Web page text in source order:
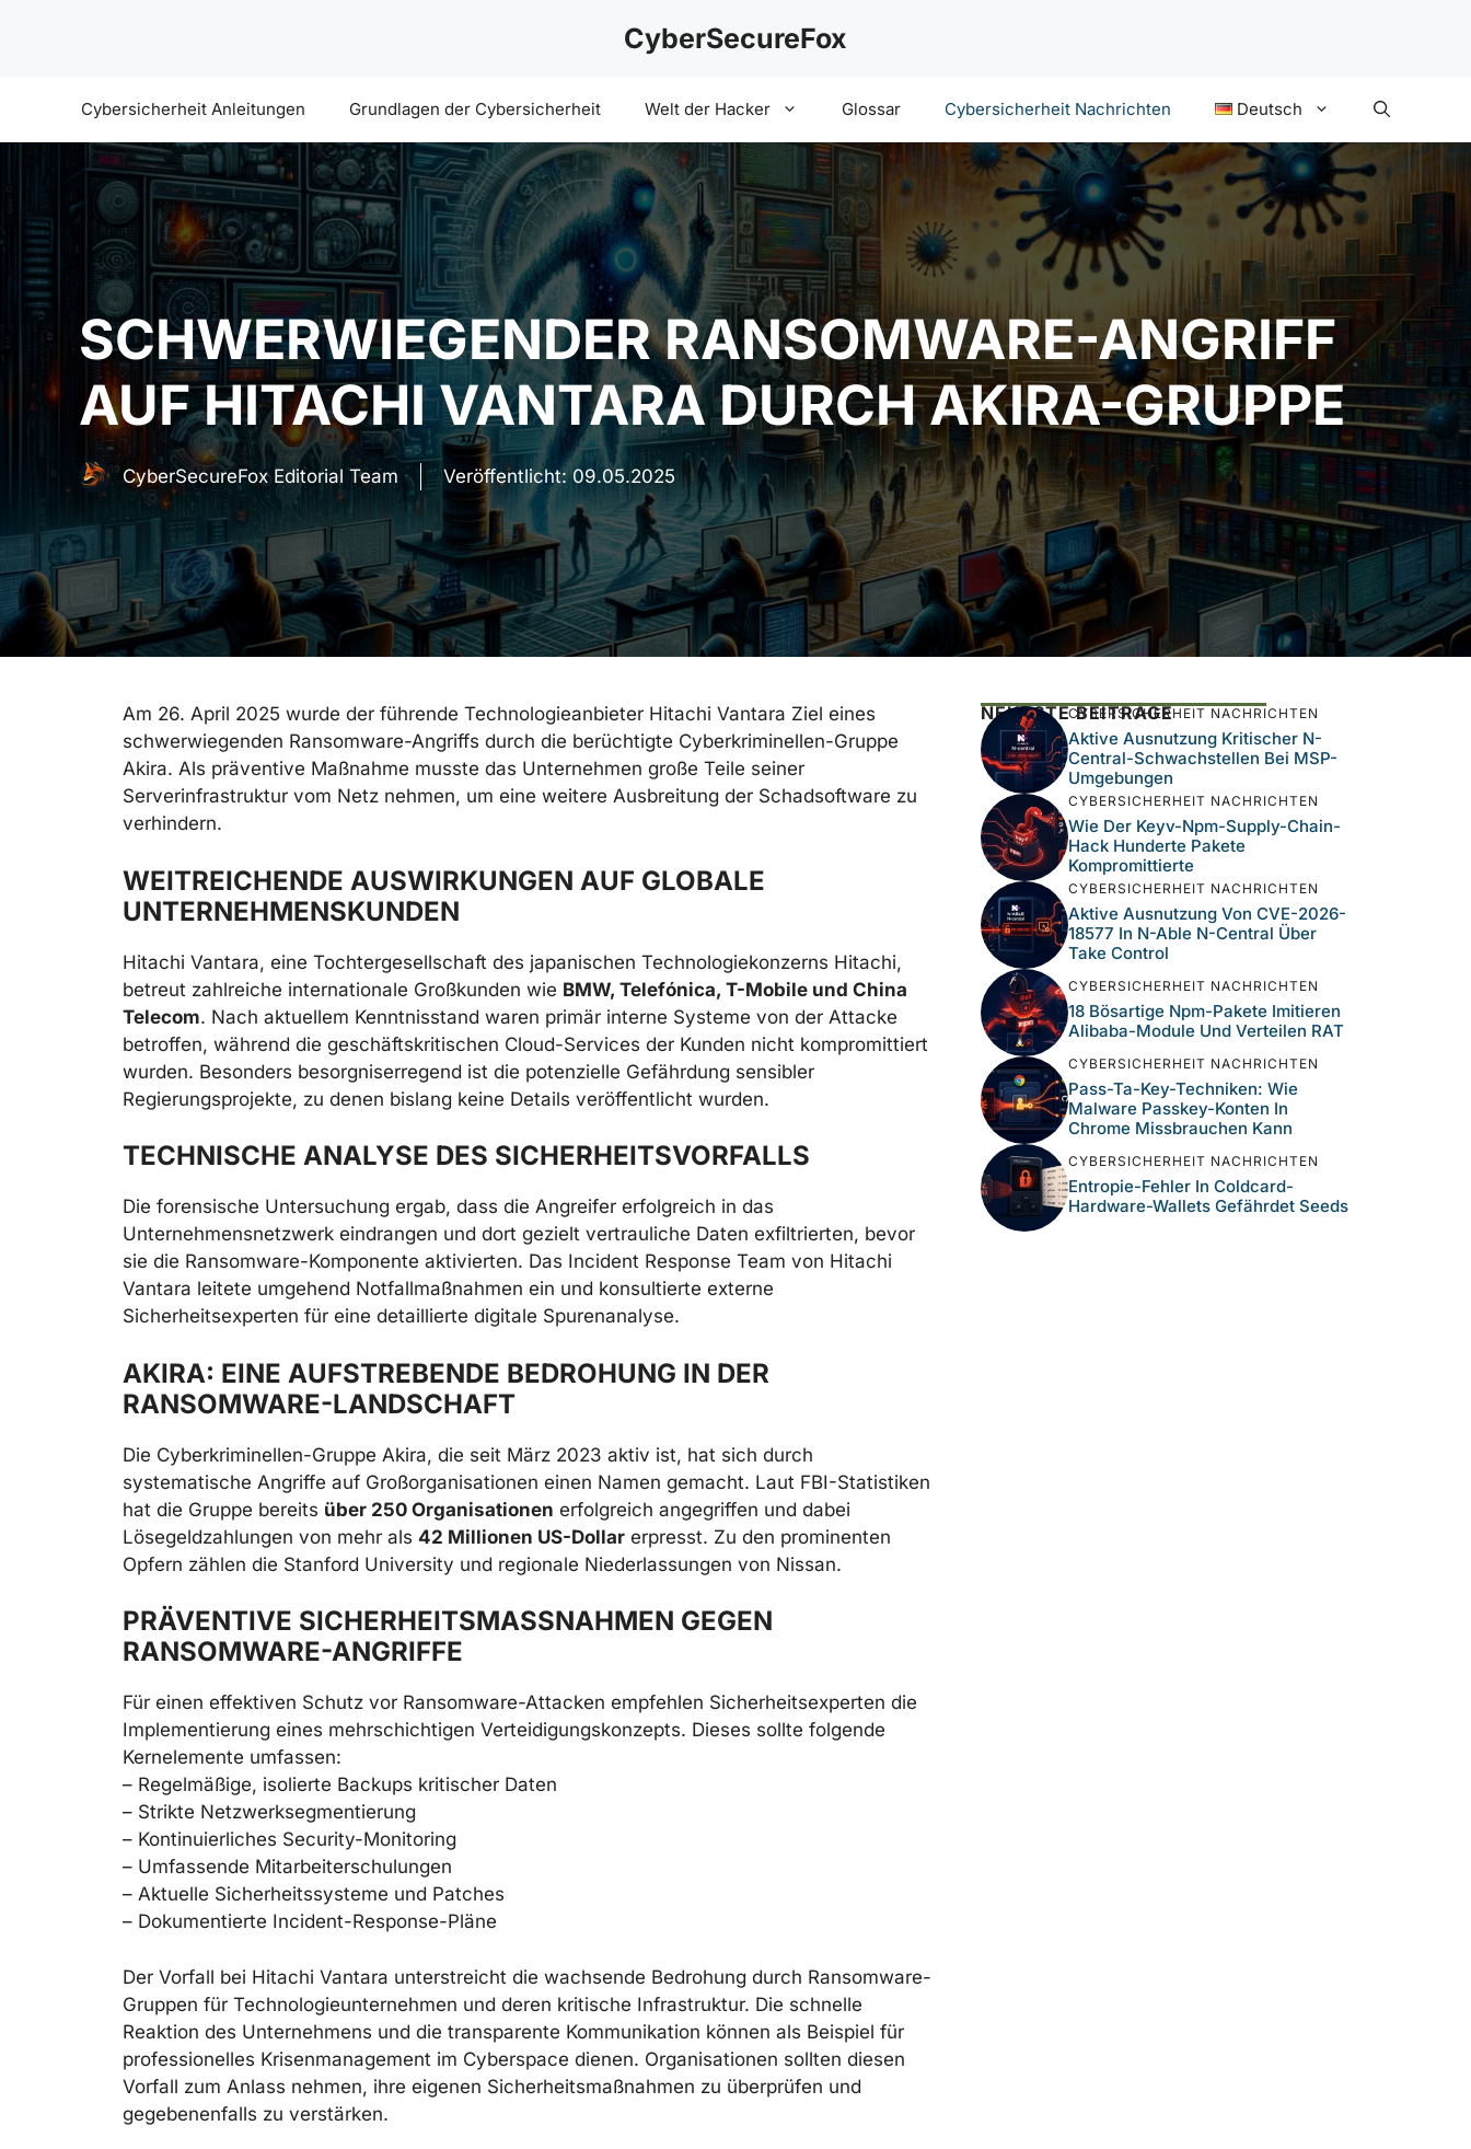
CyberSecureFox
Cybersicherheit Anleitungen Grundlagen der Cybersicherheit Welt der Hacker Glossar Cybersicherheit Nachrichten Deutsch
SCHWERWIEGENDER RANSOMWARE-ANGRIFF
AUF HITACHI VANTARA DURCH AKIRA-GRUPPE
CyberSecureFox Editorial Team Veröffentlicht:09.05.2025
Am 26. April 2025 wurde der führende Technologieanbieter Hitachi Vantara Ziel eines
schwerwiegenden Ransomware-Angriffs durch die berüchtigte Cyberkriminellen-Gruppe
Akira. Als präventive Maßnahme musste das Unternehmen große Teile seiner
Serverinfrastruktur vom Netz nehmen, um eine weitere Ausbreitung der Schadsoftware zu
verhindern.
WEITREICHENDE AUSWIRKUNGEN AUF GLOBALE
UNTERNEHMENSKUNDEN
Hitachi Vantara, eine Tochtergesellschaft des japanischen Technologiekonzerns Hitachi,
betreut zahlreiche internationale Großkunden wie BMW, Telefónica, T-Mobile und China
Telecom. Nach aktuellem Kenntnisstand waren primär interne Systeme von der Attacke
betroffen, während die geschäftskritischen Cloud-Services der Kunden nicht kompromittiert
wurden. Besonders besorgniserregend ist die potenzielle Gefährdung sensibler
Regierungsprojekte, zu denen bislang keine Details veröffentlicht wurden.
TECHNISCHE ANALYSE DES SICHERHEITSVORFALLS
Die forensische Untersuchung ergab, dass die Angreifer erfolgreich in das
Unternehmensnetzwerk eindrangen und dort gezielt vertrauliche Daten exfiltrierten, bevor
sie die Ransomware-Komponente aktivierten. Das Incident Response Team von Hitachi
Vantara leitete umgehend Notfallmaßnahmen ein und konsultierte externe
Sicherheitsexperten für eine detaillierte digitale Spurenanalyse.
AKIRA: EINE AUFSTREBENDE BEDROHUNG IN DER
RANSOMWARE-LANDSCHAFT
Die Cyberkriminellen-Gruppe Akira, die seit März 2023 aktiv ist, hat sich durch
systematische Angriffe auf Großorganisationen einen Namen gemacht. Laut FBI-Statistiken
hat die Gruppe bereits über 250 Organisationen erfolgreich angegriffen und dabei
Lösegeldzahlungen von mehr als 42 Millionen US-Dollar erpresst. Zu den prominenten
Opfern zählen die Stanford University und regionale Niederlassungen von Nissan.
PRÄVENTIVE SICHERHEITSMASSNAHMEN GEGEN R
ANSOMWARE-ANGRIFFE
Für einen effektiven Schutz vor Ransomware-Attacken empfehlen Sicherheitsexperten die
Implementierung eines mehrschichtigen Verteidigungskonzepts. Dieses sollte folgende
Kernelemente umfassen:
– Regelmäßige, isolierte Backups kritischer Daten
– Strikte Netzwerksegmentierung
– Kontinuierliches Security-Monitoring
– Umfassende Mitarbeiterschulungen
– Aktuelle Sicherheitssysteme und Patches
– Dokumentierte Incident-Response-Pläne
Der Vorfall bei Hitachi Vantara unterstreicht die wachsende Bedrohung durch Ransomware-
Gruppen für Technologieunternehmen und deren kritische Infrastruktur. Die schnelle
Reaktion des Unternehmens und die transparente Kommunikation können als Beispiel für
professionelles Krisenmanagement im Cyberspace dienen. Organisationen sollten diesen
Vorfall zum Anlass nehmen, ihre eigenen Sicherheitsmaßnahmen zu überprüfen und
gegebenenfalls zu verstärken.
NEUESTE BEITRÄGE
CYBERSICHERHEIT NACHRICHTEN
Aktive Ausnutzung Kritischer N-
Central-Schwachstellen Bei MSP-
Umgebungen
CYBERSICHERHEIT NACHRICHTEN
Wie Der Keyv-Npm-Supply-Chain-
Hack Hunderte Pakete
Kompromittierte
CYBERSICHERHEIT NACHRICHTEN
Aktive Ausnutzung Von CVE-2026-
18577 In N-Able N-Central Über
Take Control
CYBERSICHERHEIT NACHRICHTEN
18 Bösartige Npm-Pakete Imitieren
Alibaba-Module Und Verteilen RAT
CYBERSICHERHEIT NACHRICHTEN
Pass-Ta-Key-Techniken: Wie
Malware Passkey-Konten In
Chrome Missbrauchen Kann
CYBERSICHERHEIT NACHRICHTEN
Entropie-Fehler In Coldcard-
Hardware-Wallets Gefährdet Seeds